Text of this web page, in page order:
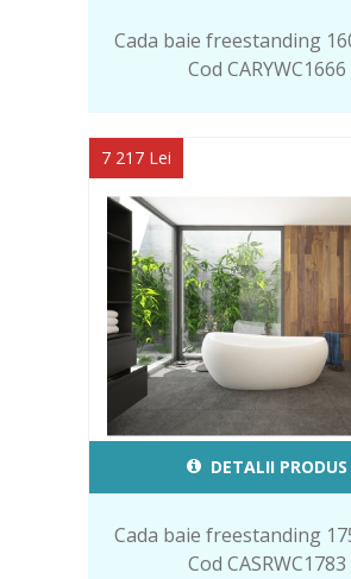
Cada baie freestanding
Cod CARYWC1666
7 217 Lei
DETALII PRODUS
Cada baie freestanding
Cod CASRWC1783